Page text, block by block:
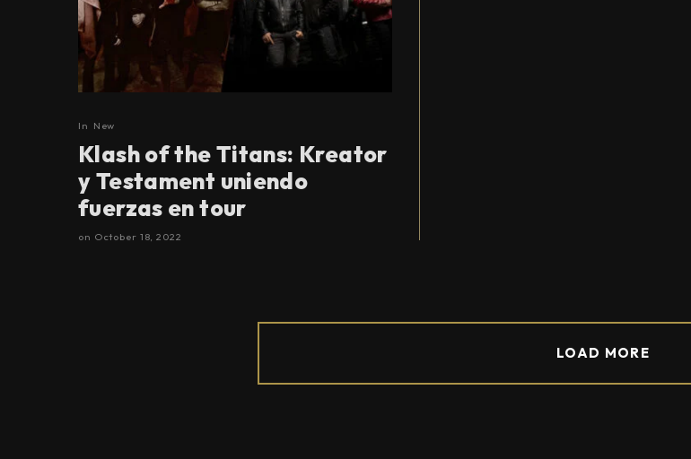
In New
Klash of the Titans: Kreator
y Testament uniendo
fuerzas en tour
on October 18, 2022
LOAD MORE